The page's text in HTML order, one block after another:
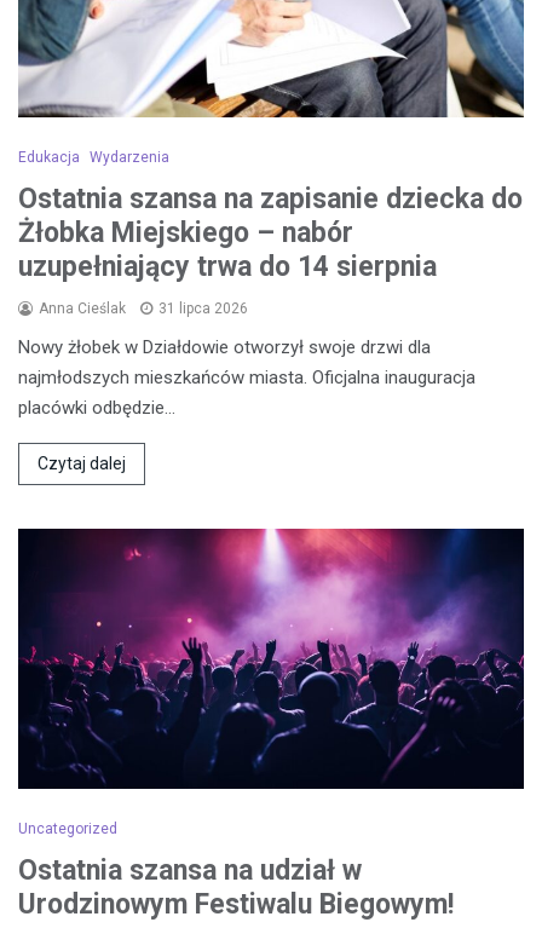
Edukacja Wydarzenia
Ostatnia szansa na zapisanie dziecka do
Żłobka Miejskiego – nabór
uzupełniający trwa do 14 sierpnia
Anna Cieślak 31 lipca 2026
Nowy żłobek w Działdowie otworzył swoje drzwi dla
najmłodszych mieszkańców miasta. Oficjalna inauguracja
placówki odbędzie…
Czytaj dalej
Uncategorized
Ostatnia szansa na udział w
Urodzinowym Festiwalu Biegowym!